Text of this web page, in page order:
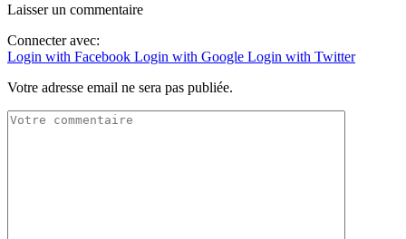
Laisser un commentaire
Connecter avec:
Login with Facebook Login with Google Login with Twitter
Votre adresse email ne sera pas publiée.